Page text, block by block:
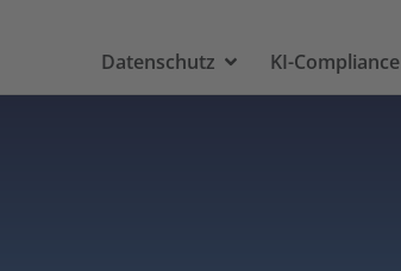
Datenschutz KI-Compliance